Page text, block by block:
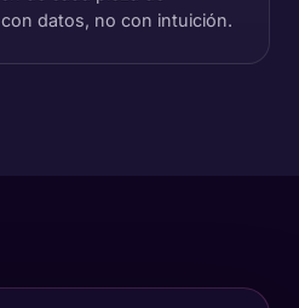
datos, no con intuición.